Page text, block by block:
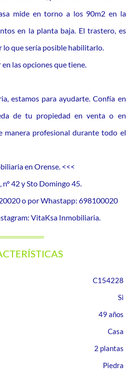
mide en torno a los 90m2 en la
en la planta baja. El trastero, es
lo que sería posible habilitarlo.
en las opciones que tiene.
estamos para ayudarte. Confía en
de tu propiedad en venta o en
manera profesional durante todo el
en Orense. <<<
nº 42 y Sto Domingo 45.
o por Whastapp: 698100020
VitaKsa Inmobiliaria.
C154228
49 años
Casa
2 plantas
Piedra